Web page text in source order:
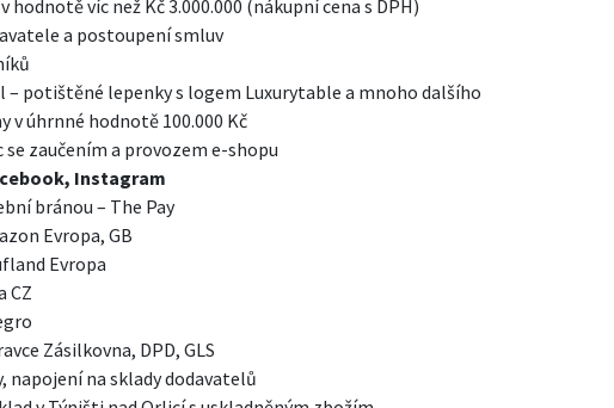
hodnotě víc než Kč 3.000.000 (nákupní cena s DPH)
a postoupení smluv
– potištěné lepenky s logem Luxurytable a mnoho dalšího
v úhrnné hodnotě 100.000 Kč
zaučením a provozem e-shopu
Instagram
bránou – The Pay
Evropa, GB
Evropa
CZ
Zásilkovna, DPD, GLS
napojení na sklady dodavatelů